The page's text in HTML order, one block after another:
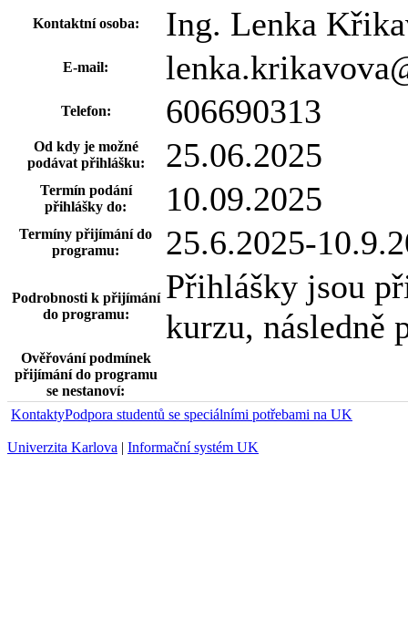
Kontaktní osoba: Ing. Lenka
E-mail:
Telefon: 606690313
Od kdy je možné
podávat přihlášku:
25.06.2025
Termín podání
přihlášky do:
10.09.2025
Termíny přijímání do
programu:
25.6.2025-
Podrobnosti k přijímání
do programu:
Přihlášky jsou
kurzu, následně
Ověřování podmínek
přijímání do programu
se nestanoví:
KontaktyPodpora studentů se speciálními potřebami na UK
Univerzita Karlova | Informační systém UK